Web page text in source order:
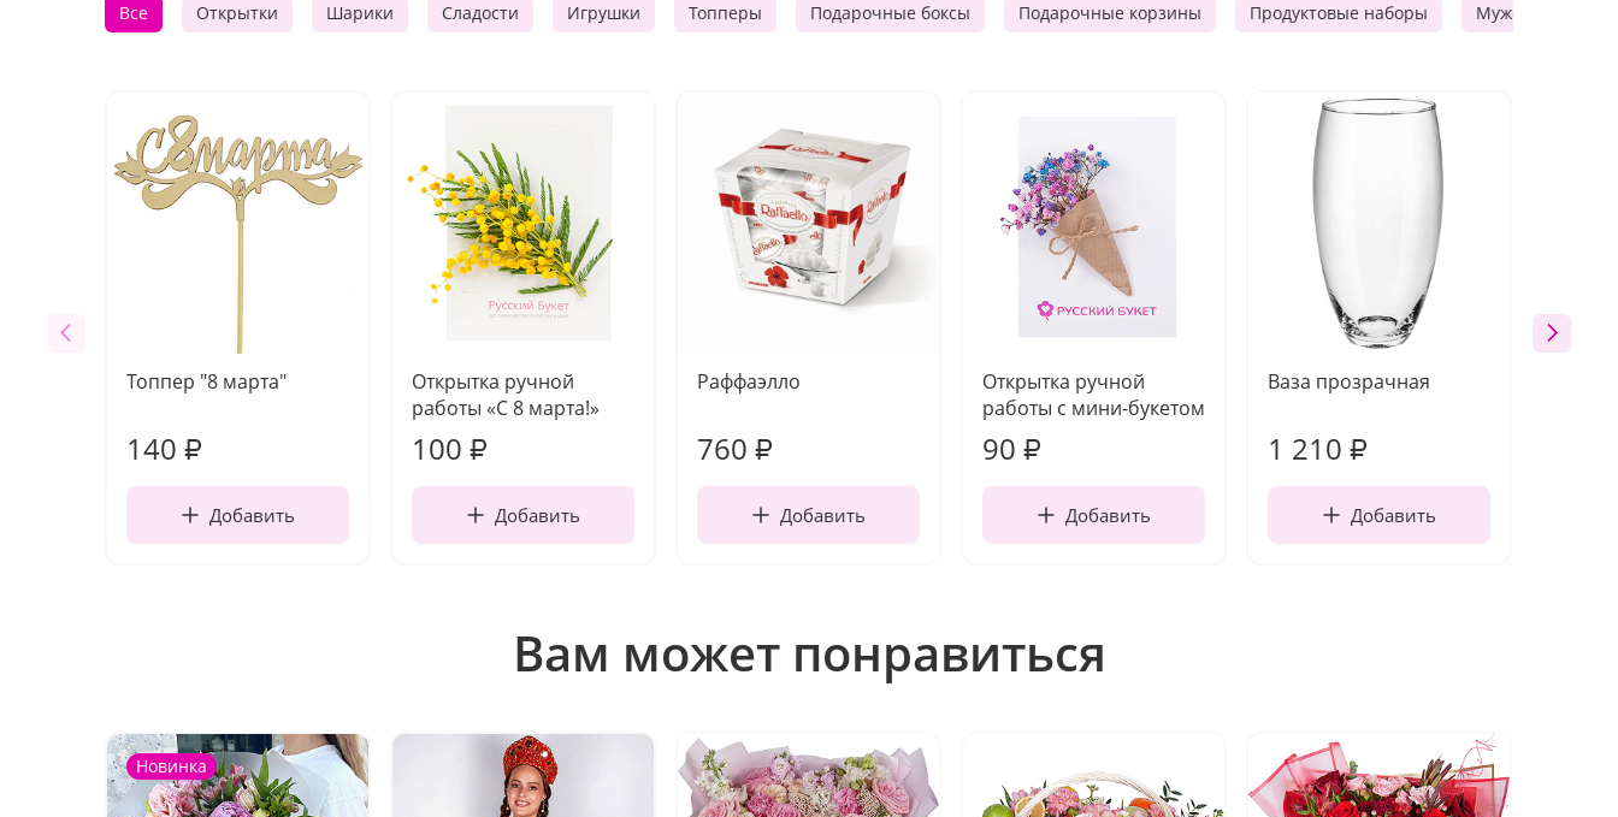
Все Открытки Шарики Сладости Игрушки Топперы Подарочные боксы Подарочные корзины Продуктовые наборы Мужские
Топпер "8 марта"
140 ₽
Добавить
Открытка ручной
работы «С 8 марта!»
100 ₽
Добавить
Раффаэлло
760 ₽
Добавить
Открытка ручной
работы с мини-букетом
90 ₽
Добавить
Ваза прозрачная
1 210 ₽
Добавить
Вам может понравиться
Новинка